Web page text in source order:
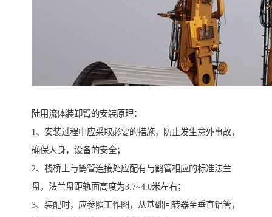
陆用流体装卸臂的安装原理：
1、安装过程中应采取必要的措施，防止发生意外事故，
确保人身，设备的安全；
2、栈桥上与鹤管连接处应配有与鹤管相应的标准法兰
盘，法兰盘距轨面高度为3.7~4.0米左右；
3、装配时，应参照工作图，从基础回转器至垂直铝管，